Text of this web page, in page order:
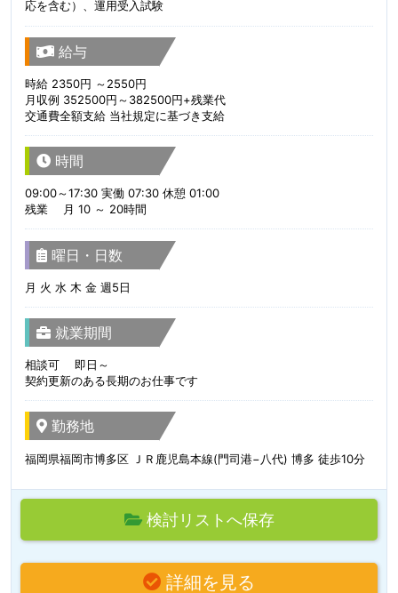
応を含む）、運用受入試験
給与
時給 2350円 ～2550円
月収例 352500円～382500円+残業代
交通費全額支給 当社規定に基づき支給
時間
09:00～17:30 実働 07:30 休憩 01:00
残業 月 10 ～ 20時間
曜日・日数
月 火 水 木 金 週5日
就業期間
相談可 即日～
契約更新のある長期のお仕事です
勤務地
福岡県福岡市博多区 ＪＲ鹿児島本線(門司港−八代) 博多 徒歩10分
検討リストへ保存
詳細を見る